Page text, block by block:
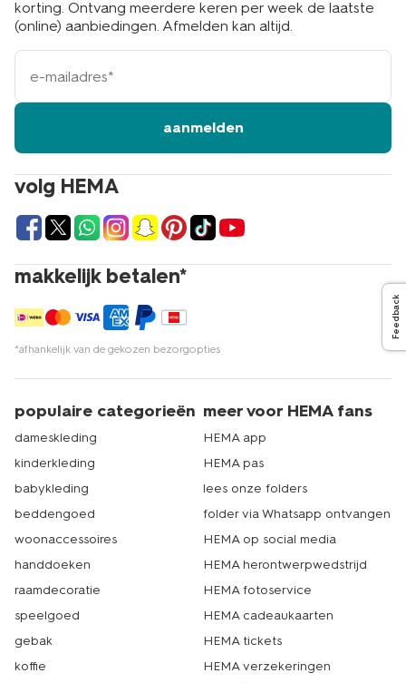
volg HEMA
makkelijk betalen*
*afhankelijk van de gekozen bezorgopties
korting. Ontvang meerdere keren per week de laatste
(online) aanbiedingen. Afmelden kan altijd.
e-
mailadres
aanmelden
populaire categorieën
dameskleding
kinderkleding
babykleding
beddengoed
woonaccessoires
handdoeken
raamdecoratie
speelgoed
gebak
koffie
meer voor HEMA fans
HEMA app
HEMA pas
lees onze folders
folder via Whatsapp ontvangen
HEMA op social media
HEMA herontwerpwedstrijd
HEMA fotoservice
HEMA cadeaukaarten
HEMA tickets
HEMA verzekeringen
Feedback